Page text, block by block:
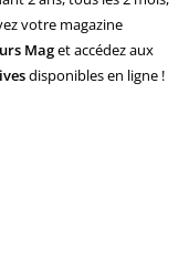
votre magazine
Maget accédez aux
disponibles en ligne !